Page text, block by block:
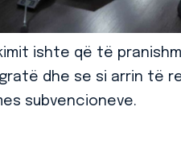
ishte që të
dhe se si arrin të
subvencioneve.